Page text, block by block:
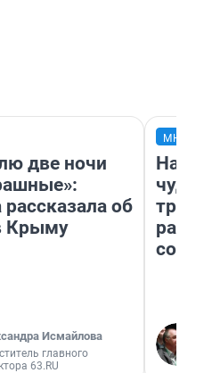
две ночи
рассказала об
Крыму
Исмайлова
главного
63.RU